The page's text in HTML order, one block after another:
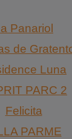
Panariol
de
Luna
PARC 2
Felicita
PARME